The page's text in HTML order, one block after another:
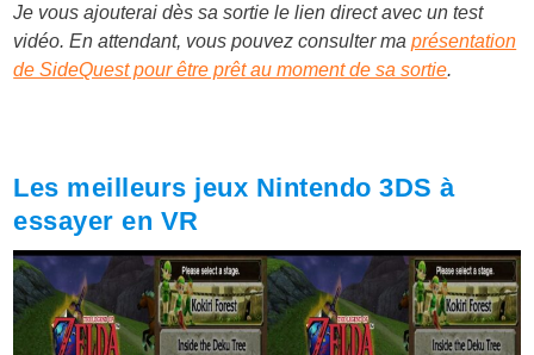
Je vous ajouterai dès sa sortie le lien direct avec un test
vidéo. En attendant, vous pouvez consulter maprésentation
de SideQuest pour être prêt au moment de sa sortie.
Les meilleurs jeux Nintendo 3DS à
essayer en VR